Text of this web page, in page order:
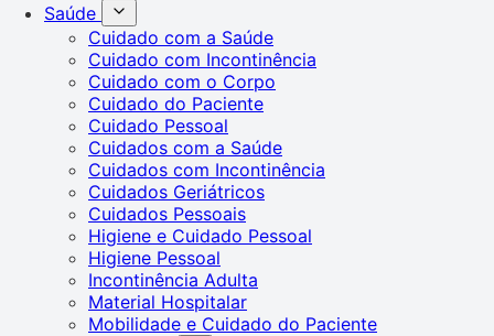
Saúde
Cuidado com a Saúde
Cuidado com Incontinência
Cuidado com o Corpo
Cuidado do Paciente
Cuidado Pessoal
Cuidados com a Saúde
Cuidados com Incontinência
Cuidados Geriátricos
Cuidados Pessoais
Higiene e Cuidado Pessoal
Higiene Pessoal
Incontinência Adulta
Material Hospitalar
Mobilidade e Cuidado do Paciente